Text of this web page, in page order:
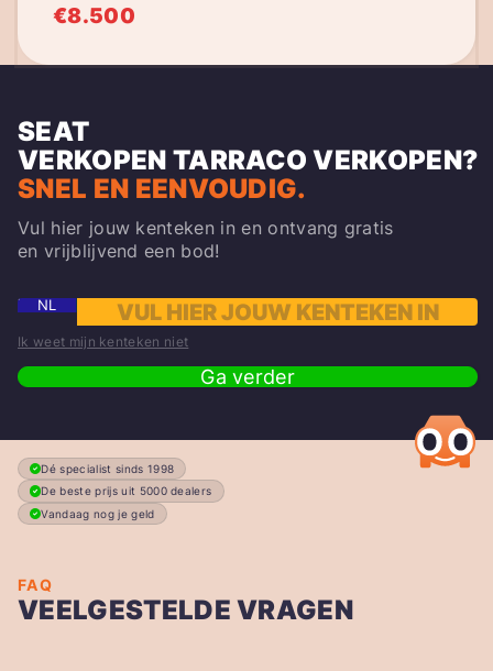
€8.500
SEAT
VERKOPEN TARRACO VERKOPEN?
SNEL EN EENVOUDIG.
Vul hier jouw kenteken in en ontvang gratis
en vrijblijvend een bod!
NL
Ik weet mijn kenteken niet
Ga verder
Dé specialist sinds 1998
De beste prijs uit 5000 dealers
Vandaag nog je geld
FAQ
VEELGESTELDE VRAGEN